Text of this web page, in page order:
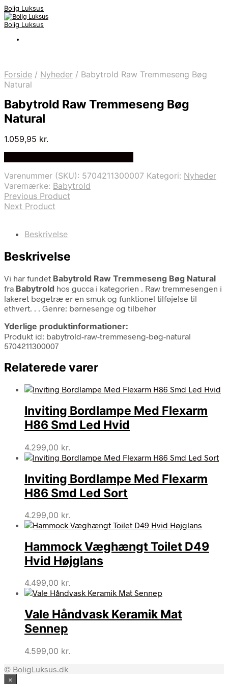
Bolig Luksus
Bolig Luksus
Forside / Nyheder / Babytrold Raw Tremmeseng Bøg
Natural
Babytrold Raw Tremmeseng Bøg
Natural
1.059,95 kr.
Varenummer (SKU): 5704211300007 Kategori: Nyheder
Varemærke: Babytrold
Previous Product
Next Product
Beskrivelse
Beskrivelse
Vi har fundet Babytrold Raw Tremmeseng Bøg Natural
fra Babytrold hos gucca i kategorien . Raw tremmesengen i
lakeret bøgetræ er en smuk og funktionel tilføjelse til
ethvert. . . Genre: børnesenge og tilbehør
Yderlige produktinformationer:
Produkt id: babytrold-raw-tremmeseng-bøg-natural
5704211300007
Relaterede varer
Inviting Bordlampe Med Flexarm
H86 Smd Led Hvid
4.299,00 kr.
Inviting Bordlampe Med Flexarm
H86 Smd Led Sort
4.299,00 kr.
Hammock Væghængt Toilet D49
Hvid Højglans
4.499,00 kr.
Vale Håndvask Keramik Mat
Sennep
4.599,00 kr.
© BoligLuksus.dk
×